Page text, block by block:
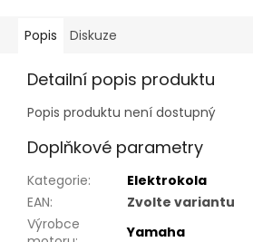
Popis Diskuze
Detailní popis produktu
Popis produktu není dostupný
Doplňkové parametry
Kategorie:
Elektrokola
EAN:
Zvolte variantu
Výrobce
Yamaha